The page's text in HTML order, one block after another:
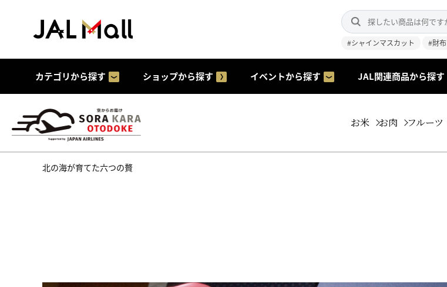
#シャインマスカット #財布
カテゴリから探す ショップから探す イベントから探す JAL関連商品から探す
お米 お肉 フルーツ
北の海が育てた六つの贅